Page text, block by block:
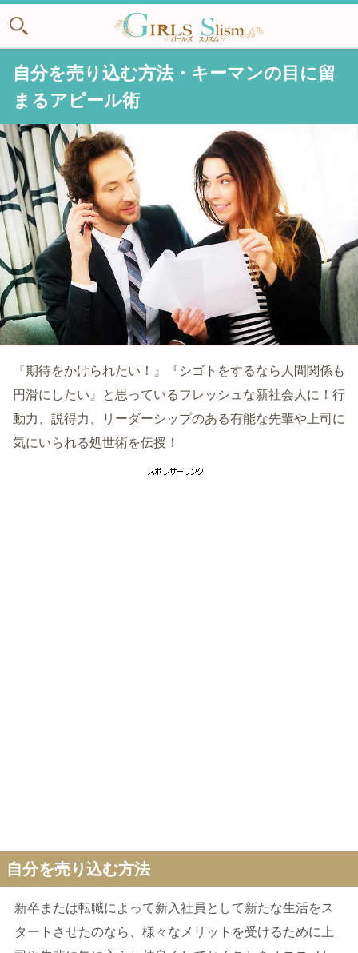
自分を売り込む方法・キーマンの目に留
まるアピール術
『期待をかけられたい！』『シゴトをするなら人間関係も
円滑にしたい』と思っているフレッシュな新社会人に！行
動力、説得力、リーダーシップのある有能な先輩や上司に
気にいられる処世術を伝授！
自分を売り込む方法
新卒または転職によって新入社員として新たな生活をス
タートさせたのなら、様々なメリットを受けるために上